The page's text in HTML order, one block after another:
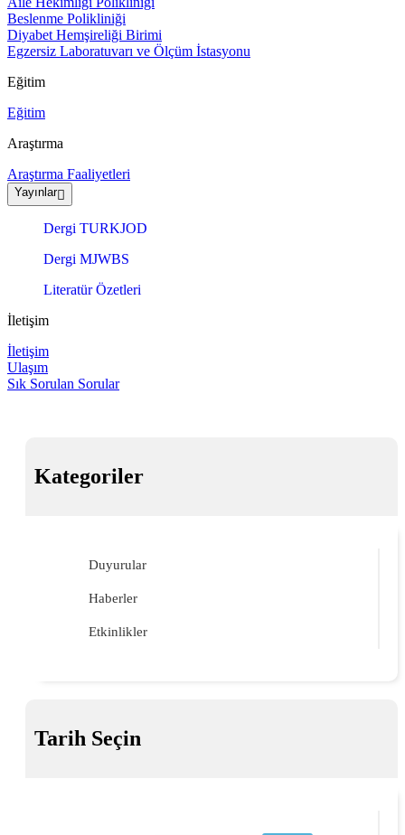
Beslenme Polikliniği
Diyabet Hemşireliği Birimi
Egzersiz Laboratuvarı ve Ölçüm İstasyonu
Eğitim
Eğitim
Araştırma
Araştırma Faaliyetleri
Yayınlar
Dergi TURKJOD
Dergi MJWBS
Literatür Özetleri
İletişim
İletişim
Ulaşım
Sık Sorulan Sorular
Kategoriler
Duyurular
Haberler
Etkinlikler
Tarih Seçin